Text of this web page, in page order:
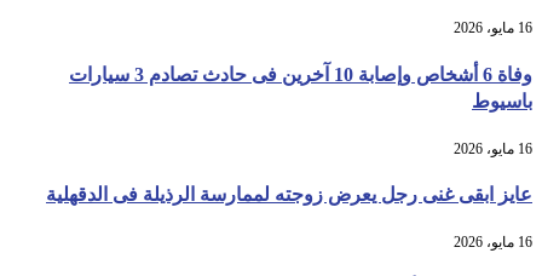
16 مايو، 2026
وفاة 6 أشخاص وإصابة 10 آخرين فى حادث تصادم 3 سيارات
باسيوط
16 مايو، 2026
عايز ابقى غنى رجل يعرض زوجته لممارسة الرذيلة فى الدقهلية
16 مايو، 2026